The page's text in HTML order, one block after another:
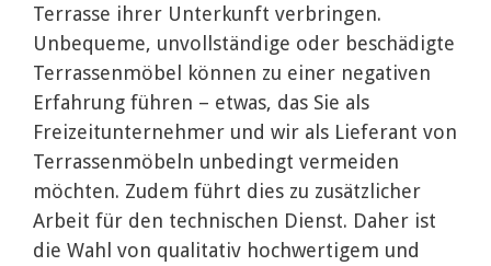
Terrasse ihrer Unterkunft verbringen.
Unbequeme, unvollständige oder beschädigte
Terrassenmöbel können zu einer negativen
Erfahrung führen – etwas, das Sie als
Freizeitunternehmer und wir als Lieferant von
Terrassenmöbeln unbedingt vermeiden
möchten. Zudem führt dies zu zusätzlicher
Arbeit für den technischen Dienst. Daher ist
die Wahl von qualitativ hochwertigem und